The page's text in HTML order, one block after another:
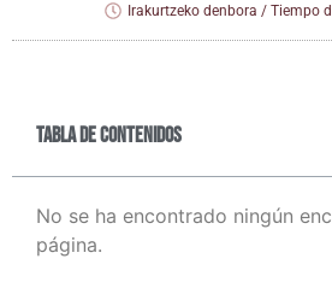
Irakurtzeko denbora / Tiempo
Tabla de contenidos
No se ha encontrado ningún
página.